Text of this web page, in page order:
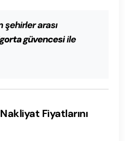
şehirler arası
güvencesiile
Fiyatlarını